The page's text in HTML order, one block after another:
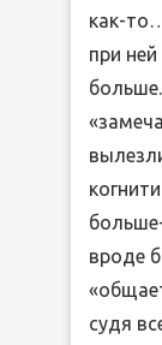
как-
при
вроде
судя